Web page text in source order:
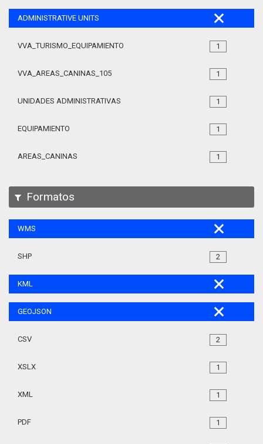
ADMINISTRATIVE UNITS
1
VVA_TURISMO_EQUIPAMIENTO_105
1
VVA_AREAS_CANINAS_105
1
UNIDADES ADMINISTRATIVAS
1
EQUIPAMIENTO
1
AREAS_CANINAS
Formatos
WMS
2
SHP
KML
GEOJSON
2
CSV
1
XSLX
1
XML
1
PDF